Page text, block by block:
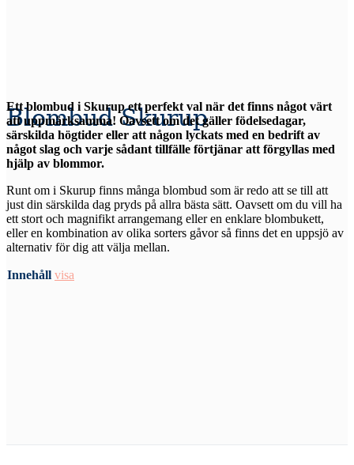
Blombud Skurup
Ett blombud i Skurup ett perfekt val när det finns något värt
att uppmärksamma! Oavsett om det gäller födelsedagar,
särskilda högtider eller att någon lyckats med en bedrift av
något slag och varje sådant tillfälle förtjänar att förgyllas med
hjälp av blommor.
Runt om i Skurup finns många blombud som är redo att se till att
just din särskilda dag pryds på allra bästa sätt. Oavsett om du vill ha
ett stort och magnifikt arrangemang eller en enklare blombukett,
eller en kombination av olika sorters gåvor så finns det en uppsjö av
alternativ för dig att välja mellan.
Innehåll visa